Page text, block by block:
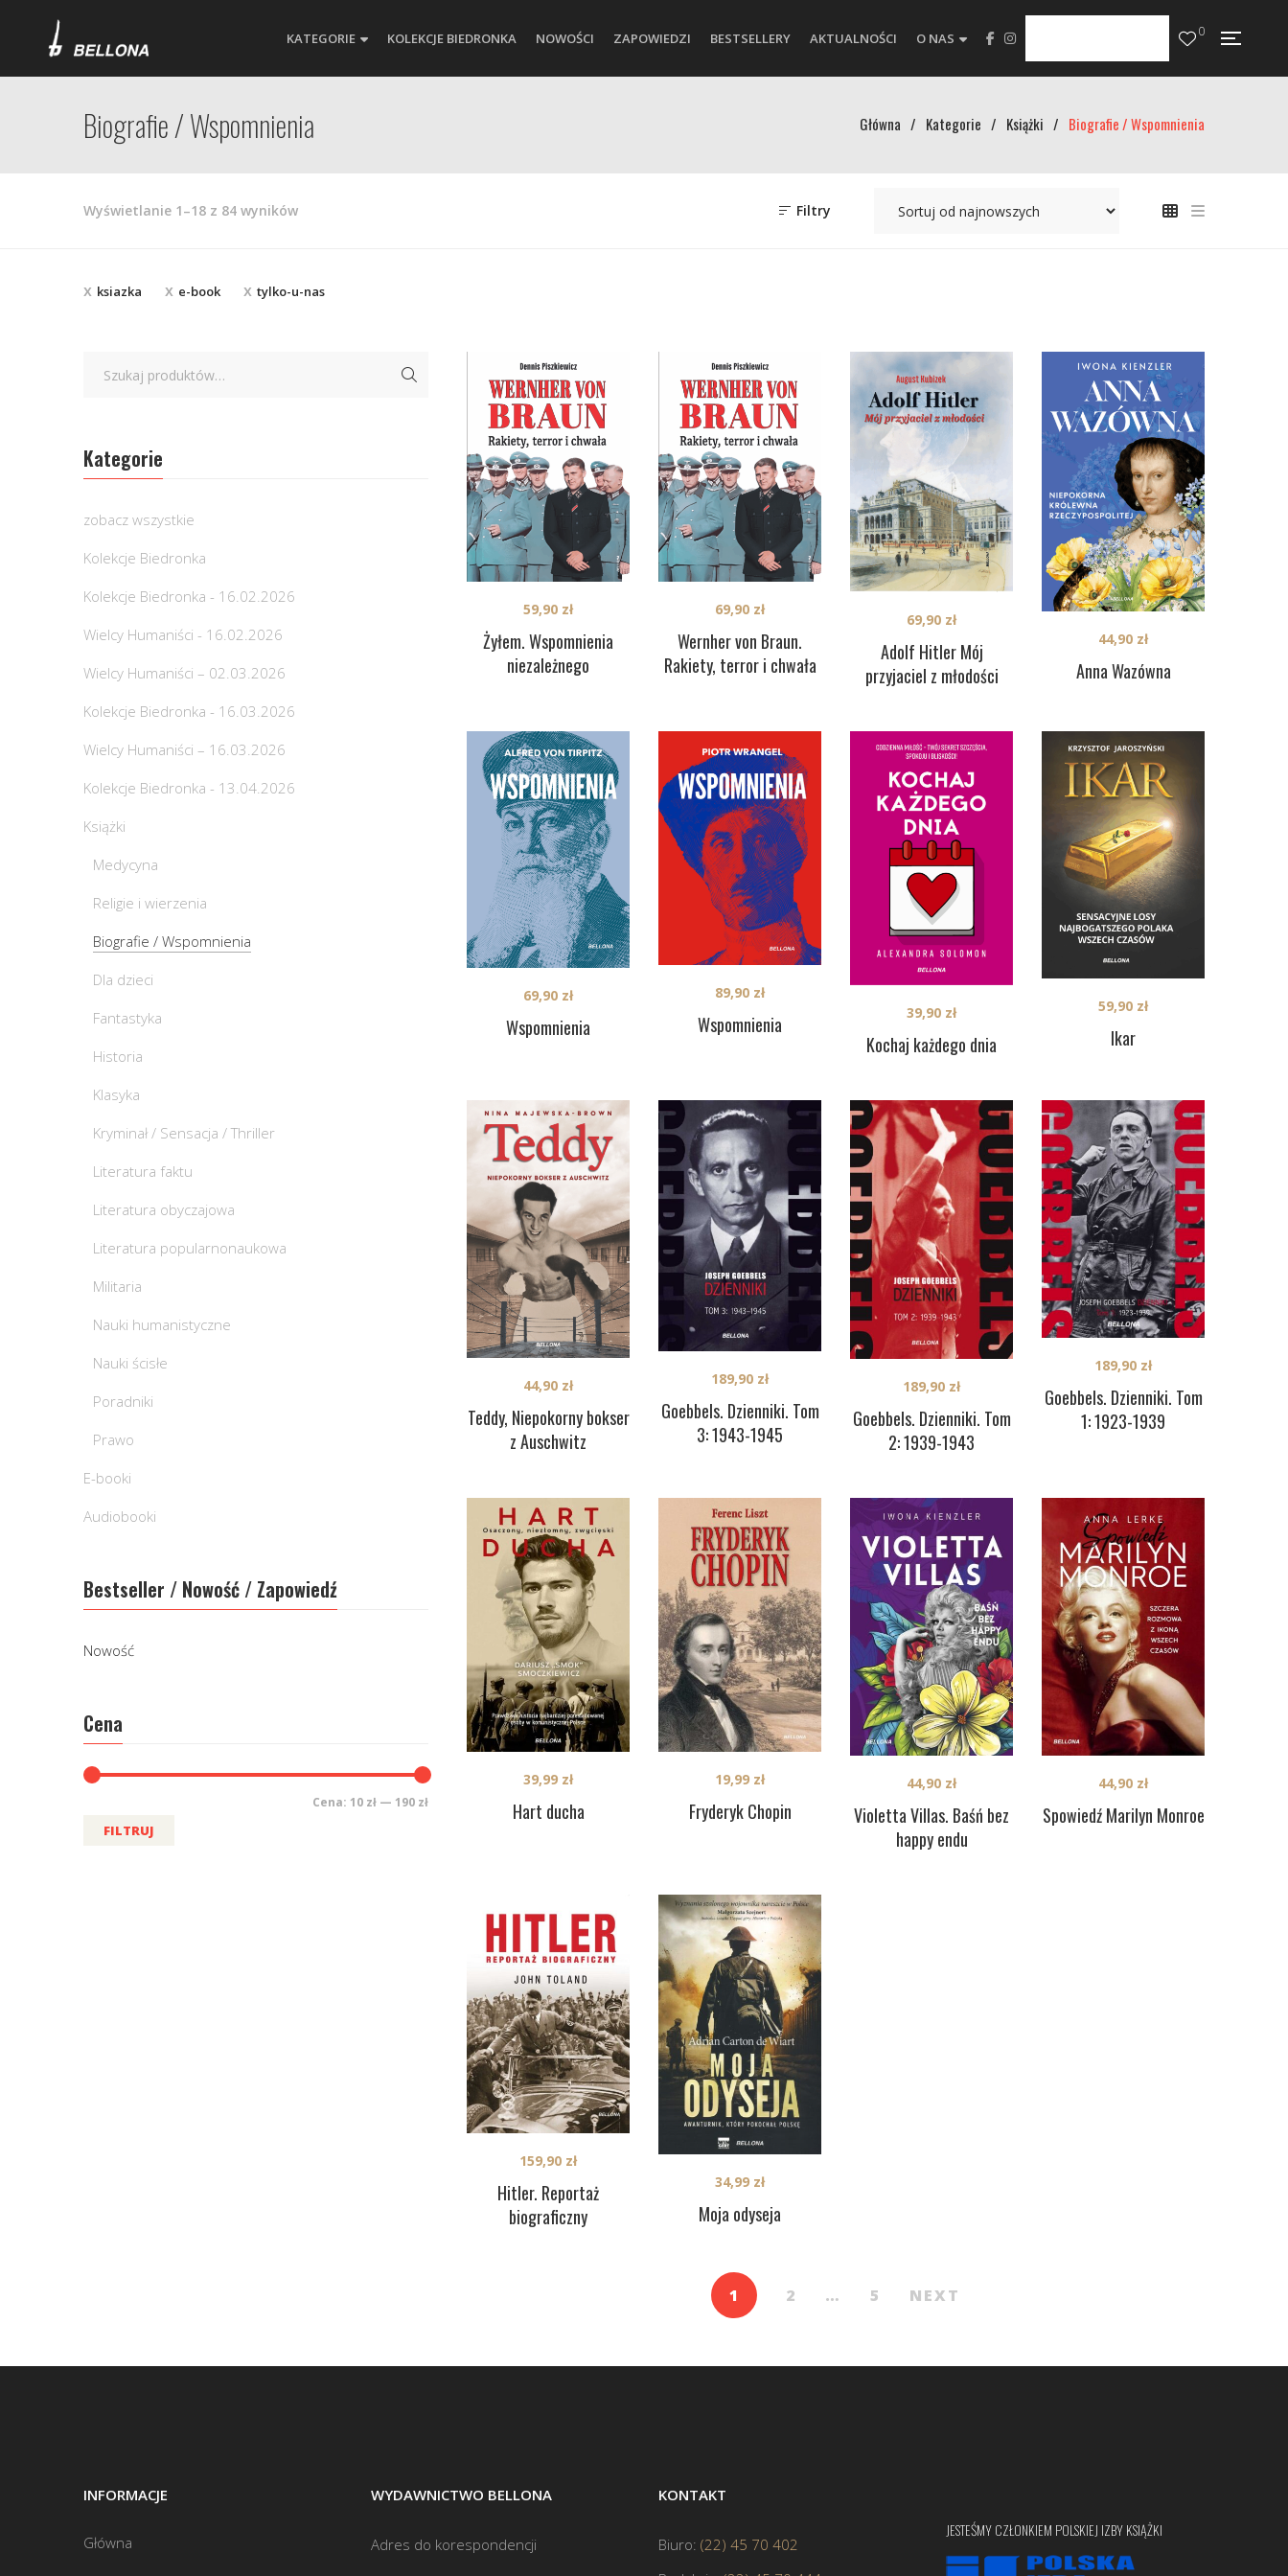
KATEGORIE KOLEKCJE BIEDRONKA NOWOŚCI ZAPOWIEDZI BESTSELLERY AKTUALNOŚCI O NAS 0
Biografie / Wspomnienia Główna / Kategorie / Książki / Biografie / Wspomnienia
Wyświetlanie 1–18 z 84 wynikówPosortowane
Filtry
ksiazka e-book tylko-u-nas
Żyłem. Wspomnienia
niezależnego
59,90 zł
Wernher von Braun.
Rakiety, terror i chwała
69,90 zł
Adolf Hitler Mój
przyjaciel z młodości
69,90 zł
Anna Wazówna
44,90 zł
Wspomnienia
69,90 zł
Wspomnienia
89,90 zł
Kochaj każdego dnia
39,90 zł
Ikar
59,90 zł
Teddy, Niepokorny bokser
z Auschwitz
44,90 zł
Goebbels. Dzienniki. Tom
3: 1943-1945
189,90 zł
Goebbels. Dzienniki. Tom
2: 1939-1943
189,90 zł
Goebbels. Dzienniki. Tom
1: 1923-1939
189,90 zł
Hart ducha
39,99 zł
Fryderyk Chopin
19,99 zł
Violetta Villas. Baśń bez
happy endu
44,90 zł
Spowiedź Marilyn Monroe
44,90 zł
Hitler. Reportaż
biograficzny
159,90 zł
Moja odyseja
34,99 zł
1 2 … 5 NEXT
Kategorie
zobacz wszystkie
Kolekcje Biedronka
Kolekcje Biedronka - 16.02.2026
Wielcy Humaniści - 16.02.2026
Wielcy Humaniści – 02.03.2026
Kolekcje Biedronka - 16.03.2026
Wielcy Humaniści – 16.03.2026
Kolekcje Biedronka - 13.04.2026
Książki
Medycyna
Religie i wierzenia
Biografie / Wspomnienia
Dla dzieci
Fantastyka
Historia
Klasyka
Kryminał / Sensacja / Thriller
Literatura faktu
Literatura obyczajowa
Literatura popularnonaukowa
Militaria
Nauki humanistyczne
Nauki ścisłe
Poradniki
Prawo
E-booki
Audiobooki
Bestseller / Nowość / Zapowiedź
Nowość
Cena
FILTRUJ
Cena: 10 zł — 190 zł
INFORMACJE
Główna
WYDAWNICTWO BELLONA
Adres do korespondencji
KONTAKT
Biuro: (22) 45 70 402
JESTEŚMY CZŁONKIEM POLSKIEJ IZBY KSIĄŻKI